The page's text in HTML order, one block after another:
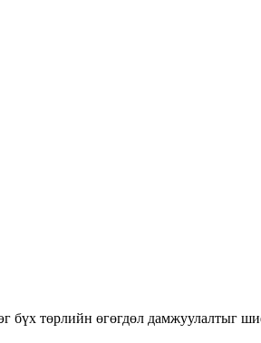
бүх төрлийн өгөгдөл дамжуулалтыг